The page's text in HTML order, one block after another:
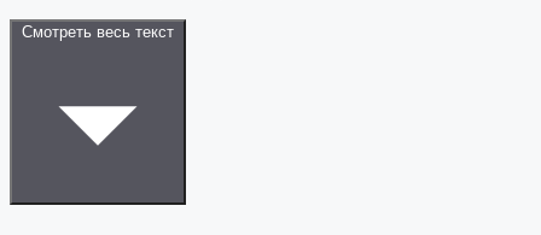
Смотреть весь текст